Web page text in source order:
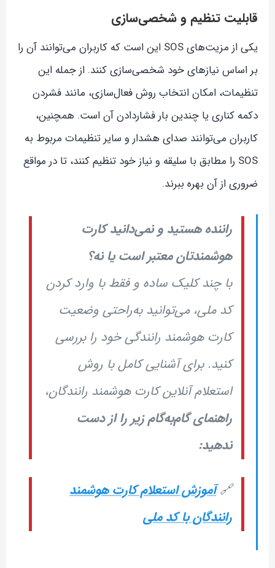
قابلیت تنظیم و شخصی‌سازی
یکی از مزیت‌های SOS این است که کاربران می‌توانند آن را
بر اساس نیازهای خود شخصی‌سازی کنند. از جمله این
تنظیمات، امکان انتخاب روش فعال‌سازی، مانند فشردن
دکمه کناری یا چندین بار فشاردادن آن است. همچنین،
کاربران می‌توانند صدای هشدار و سایر تنظیمات مربوط به
SOS را مطابق با سلیقه و نیاز خود تنظیم کنند، تا در مواقع
ضروری از آن بهره ببرند.
راننده هستید و نمی‌دانید کارت
هوشمندتان معتبر است یا نه؟
با چند کلیک ساده و فقط با وارد کردن
کد ملی، می‌توانید به‌راحتی وضعیت
کارت هوشمند رانندگی خود را بررسی
کنید. برای آشنایی کامل با روش
استعلام آنلاین کارت هوشمند رانندگان،
راهنمای گام‌به‌گام زیر را از دست
ندهید:
🔗آموزش استعلام کارت هوشمند
رانندگان با کد ملی